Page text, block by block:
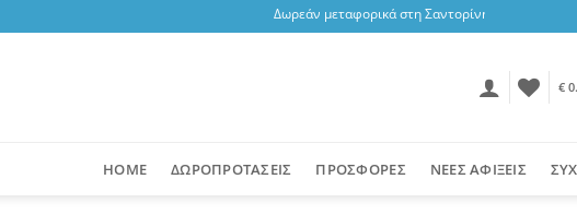
Δωρεάν μεταφορικά στη Σαντορίνη, 3,47 ευρώ
€
HOME ΔΩΡΟΠΡΟΤΑΣΕΙΣ ΠΡΟΣΦΟΡΕΣ ΝΕΕΣ ΑΦΙΞΕΙΣ